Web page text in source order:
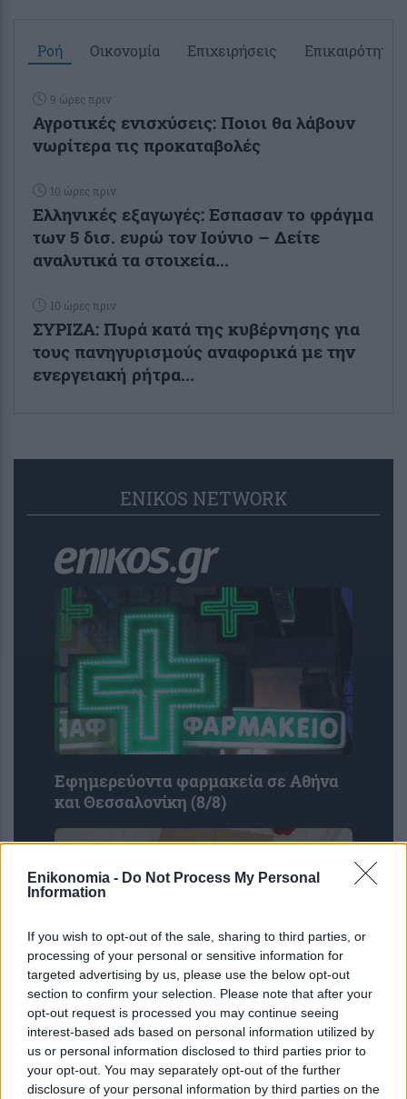
Enikonomia - Do Not Process My Personal
Information
If you wish to opt-out of the sale, sharing to third parties, or
processing of your personal or sensitive information for
targeted advertising by us, please use the below opt-out
section to confirm your selection. Please note that after your
opt-out request is processed you may continue seeing
interest-based ads based on personal information utilized by
us or personal information disclosed to third parties prior to
your opt-out. You may separately opt-out of the further
disclosure of your personal information by third parties on the
Ροή Οικονομία Επιχειρήσεις Επικαιρότητα
9 ώρες πριν
Αγροτικές ενισχύσεις: Ποιοι θα λάβουν
νωρίτερα τις προκαταβολές
10 ώρες πριν
Ελληνικές εξαγωγές: Εσπασαν το φράγμα
των 5 δισ. ευρώ τον Ιούνιο – Δείτε
αναλυτικά τα στοιχεία...
10 ώρες πριν
ΣΥΡΙΖΑ: Πυρά κατά της κυβέρνησης για
τους πανηγυρισμούς αναφορικά με την
ενεργειακή ρήτρα...
ENIKOS NETWORK
Εφημερεύοντα φαρμακεία σε Αθήνα
και Θεσσαλονίκη (8/8)
Εορτολόγιο: Ποιοι γιορτάζουν σήμερα
8 Αυγούστου